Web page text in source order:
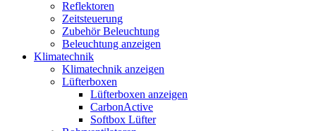
Reflektoren
Zeitsteuerung
Zubehör Beleuchtung
Beleuchtung anzeigen
Klimatechnik
Klimatechnik anzeigen
Lüfterboxen
Lüfterboxen anzeigen
CarbonActive
Softbox Lüfter